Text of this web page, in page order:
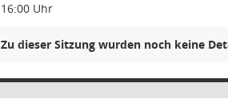
16:00 Uhr
Zu dieser Sitzung wurden noch keine